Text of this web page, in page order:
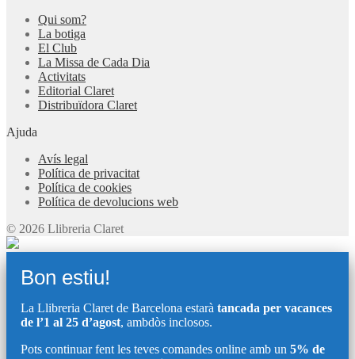
Qui som?
La botiga
El Club
La Missa de Cada Dia
Activitats
Editorial Claret
Distribuïdora Claret
Ajuda
Avís legal
Política de privacitat
Política de cookies
Política de devolucions web
© 2026 Llibreria Claret
Bon estiu!
La Llibreria Claret de Barcelona estarà tancada per vacances
de l’1 al 25 d’agost, ambdòs inclosos.
Pots continuar fent les teves comandes online amb un 5% de